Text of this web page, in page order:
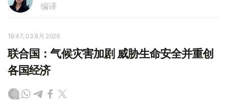
编译
19:47, 03 8月 2026
联合国：气候灾害加剧 威胁生命安全并重创
各国经济